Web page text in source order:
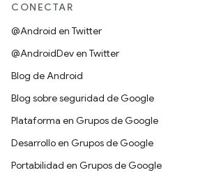
CONECTAR
@Android en Twitter
@AndroidDev en Twitter
Blog de Android
Blog sobre seguridad de Google
Plataforma en Grupos de Google
Desarrollo en Grupos de Google
Portabilidad en Grupos de Google